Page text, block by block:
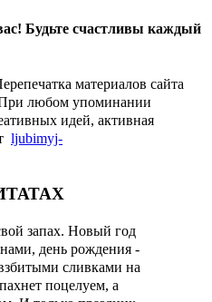
Будьте счастливы каждый
материалов сайта
любом упоминании
идей, активная
ljubimyj-
запах. Новый год
день рождения -
сливками на
поцелуем, а